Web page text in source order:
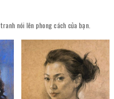
nói lên phong cách của bạn.